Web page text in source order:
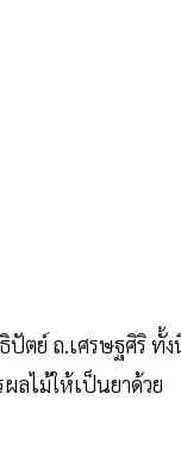
ปัตย์ ถ.เศรษฐศิริ ทั้
ลไม้ให้เป็นยาด้วย